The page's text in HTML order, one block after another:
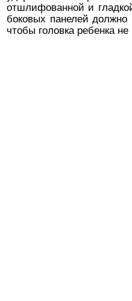
отшлифованной и
боковых панелей
чтобы головка ребенка